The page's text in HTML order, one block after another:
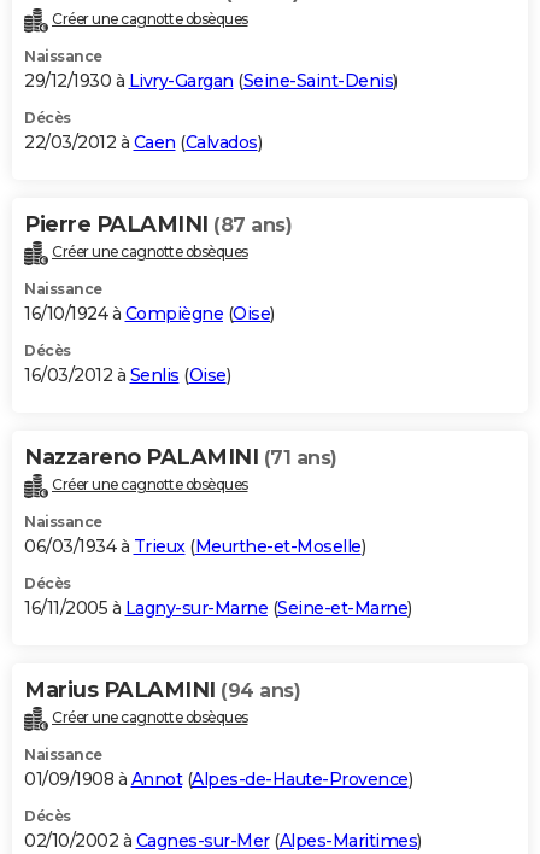
Créer une cagnotte obsèques
Naissance
29/12/1930 à Livry-Gargan (Seine-Saint-Denis)
Décès
22/03/2012 à Caen (Calvados)
Pierre PALAMINI (87 ans)
Créer une cagnotte obsèques
Naissance
16/10/1924 à Compiègne (Oise)
Décès
16/03/2012 à Senlis (Oise)
Nazzareno PALAMINI (71 ans)
Créer une cagnotte obsèques
Naissance
06/03/1934 à Trieux(Meurthe-et-Moselle)
Décès
16/11/2005 à Lagny-sur-Marne (Seine-et-Marne)
Marius PALAMINI (94 ans)
Créer une cagnotte obsèques
Naissance
01/09/1908 à Annot(Alpes-de-Haute-Provence)
Décès
02/10/2002 à Cagnes-sur-Mer(Alpes-Maritimes)